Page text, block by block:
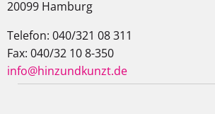
20099 Hamburg
Telefon: 040/321 08 311
Fax: 040/32 10 8-350
info@hinzundkunzt.de